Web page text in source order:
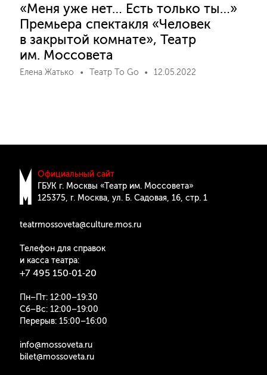
«Меня уже нет… Есть только ты…»
Премьера спектакля «Человек
в закрытой комнате», Театр
им. Моссовета
Елена Жатько Театр To Go 12.05.2022
Официальный сайт
ГБУК г. Москвы «Театр им. Моссовета»
125375, г. Москва, ул. Б. Cадовая, 16, стр. 1
teatrmossoveta@culture.mos.ru
Телефон для справок
и касса театра:
+7 495 150‑01‑20
Пн–Пт: 12:00–19:30
Сб–Вс: 12:00–19:00
Перерыв: 15:00–16:00
info@mossoveta.ru
bilet@mossoveta.ru